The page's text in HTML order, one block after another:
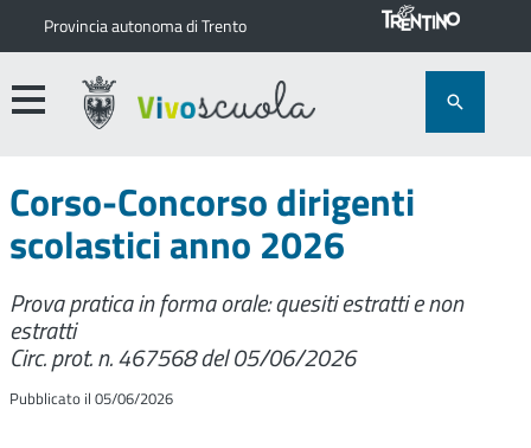
Provincia autonoma di Trento
Corso-Concorso dirigenti
scolastici anno 2026
Prova pratica in forma orale: quesiti estratti e non
estratti
Circ. prot. n. 467568 del 05/06/2026
Pubblicato il 05/06/2026